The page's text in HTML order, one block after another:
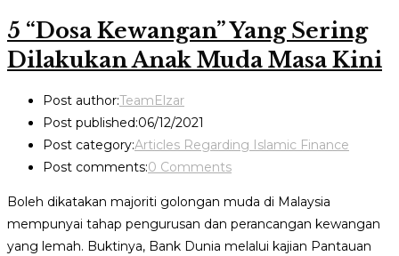
5 “Dosa Kewangan” Yang Sering
Dilakukan Anak Muda Masa Kini
Post author:TeamElzar
Post published:06/12/2021
Post category:Articles Regarding Islamic Finance
Post comments:0 Comments
Boleh dikatakan majoriti golongan muda di Malaysia
mempunyai tahap pengurusan dan perancangan kewangan
yang lemah. Buktinya, Bank Dunia melalui kajian Pantauan